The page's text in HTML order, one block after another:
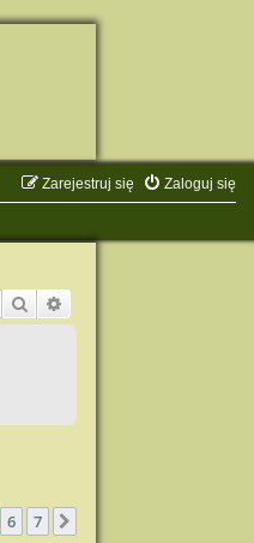
Zaloguj się
Zarejestruj się
Szukaj
6 7